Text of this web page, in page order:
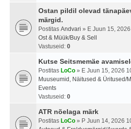
Ostan pildil olevad
märgid.
Postitas Andvari » E Juun 15,
Ost & Müük/Buy & Sell
Vastuseid: 0
Kutse Seitsmemäe
Postitas LoCo » E Juun 15, 2026
Muuseumid, Näitused & Üritused/
Events
Vastuseid: 0
ATR nõelaga märk
Postitas LoCo » P Juun 14, 2026